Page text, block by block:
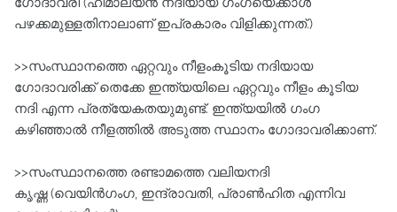
പഴക്കമുള്ളതിനാലാണ്‌ ഇപ്രകാരം വിളിക്കുന്നത്‌.)
>>സംസ്ഥാനത്തെ ഏറ്റവും നീളംകൂടിയ നദിയായ
ഗോദാവരിക്ക്‌ തെക്കേ ഇന്ത്യയിലെ ഏറ്റവും നീളം കൂടിയ
നദി എന്ന പ്രത്യേകതയുമുണ്ട്‌. ഇന്ത്യയില്‍ ഗംഗ
കഴിഞ്ഞാല്‍ നീളത്തില്‍ അടുത്ത സ്ഥാനം ഗോദാവരിക്കാണ്‌.
>>സംസ്ഥാനത്തെ രണ്ടാമത്തെ വലിയനദി
കൃഷ്ണ (വെയിന്‍ഗംഗ, ഇന്ദ്രാവതി, പ്രാണ്‍ഹിത എന്നിവ